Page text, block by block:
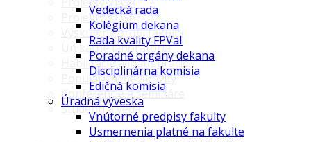
Projekty KEGA
Výskumný profil fakulty
Unikátne laboratóriá
Habilitácie a inaugurácie
Popularizačné aktivity
Konferencie a semináre
Študenti a veda
Vedecká rada
Kolégium dekana
Rada kvality FPVaI
Poradné orgány dekana
Disciplinárna komisia
Edičná komisia
Úradná výveska
Vnútorné predpisy fakulty
Usmernenia platné na fakulte